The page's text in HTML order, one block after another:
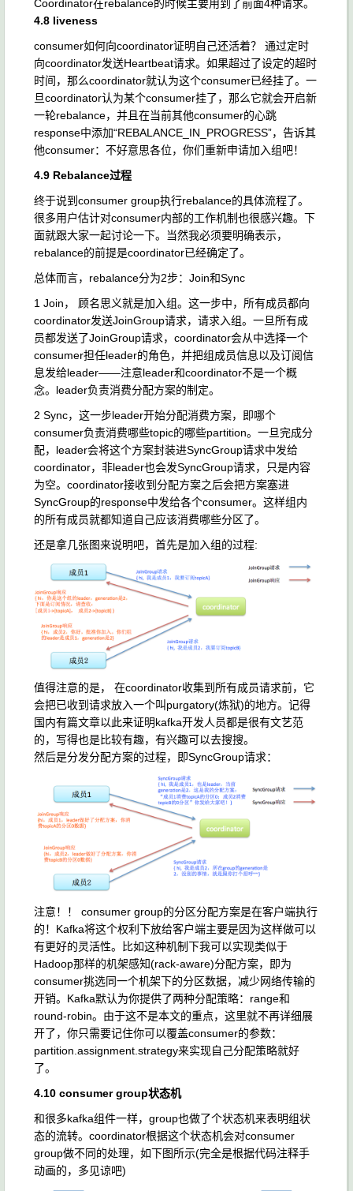
Coordinator在rebalance的时候主要用到了前面4种请求。
4.8 liveness
consumer如何向coordinator证明自己还活着？ 通过定时
向coordinator发送Heartbeat请求。如果超过了设定的超时
时间，那么coordinator就认为这个consumer已经挂了。一
旦coordinator认为某个consumer挂了，那么它就会开启新
一轮rebalance，并且在当前其他consumer的心跳
response中添加“REBALANCE_IN_PROGRESS”，告诉其
他consumer：不好意思各位，你们重新申请加入组吧！
4.9 Rebalance过程
终于说到consumer group执行rebalance的具体流程了。
很多用户估计对consumer内部的工作机制也很感兴趣。下
面就跟大家一起讨论一下。当然我必须要明确表示，
rebalance的前提是coordinator已经确定了。
总体而言，rebalance分为2步：Join和Sync
1 Join， 顾名思义就是加入组。这一步中，所有成员都向
coordinator发送JoinGroup请求，请求入组。一旦所有成
员都发送了JoinGroup请求，coordinator会从中选择一个
consumer担任leader的角色，并把组成员信息以及订阅信
息发给leader——注意leader和coordinator不是一个概
念。leader负责消费分配方案的制定。
2 Sync，这一步leader开始分配消费方案，即哪个
consumer负责消费哪些topic的哪些partition。一旦完成分
配，leader会将这个方案封装进SyncGroup请求中发给
coordinator，非leader也会发SyncGroup请求，只是内容
为空。coordinator接收到分配方案之后会把方案塞进
SyncGroup的response中发给各个consumer。这样组内
的所有成员就都知道自己应该消费哪些分区了。
还是拿几张图来说明吧，首先是加入组的过程:
值得注意的是， 在coordinator收集到所有成员请求前，它
会把已收到请求放入一个叫purgatory(炼狱)的地方。记得
国内有篇文章以此来证明kafka开发人员都是很有文艺范
的，写得也是比较有趣，有兴趣可以去搜搜。
然后是分发分配方案的过程，即SyncGroup请求：
注意！！ consumer group的分区分配方案是在客户端执行
的！Kafka将这个权利下放给客户端主要是因为这样做可以
有更好的灵活性。比如这种机制下我可以实现类似于
Hadoop那样的机架感知(rack-aware)分配方案，即为
consumer挑选同一个机架下的分区数据，减少网络传输的
开销。Kafka默认为你提供了两种分配策略：range和
round-robin。由于这不是本文的重点，这里就不再详细展
开了，你只需要记住你可以覆盖consumer的参数：
partition.assignment.strategy来实现自己分配策略就好
了。
4.10 consumer group状态机
和很多kafka组件一样，group也做了个状态机来表明组状
态的流转。coordinator根据这个状态机会对consumer
group做不同的处理，如下图所示(完全是根据代码注释手
动画的，多见谅吧)